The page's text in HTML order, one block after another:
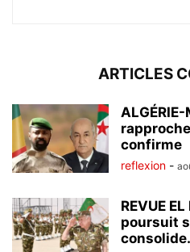
ARTICLES
confirme
reflexion -
REVUE
poursuit